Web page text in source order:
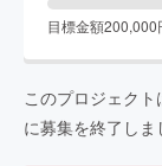
目標金額200,000
このプロジェクト
に募集を終了しま